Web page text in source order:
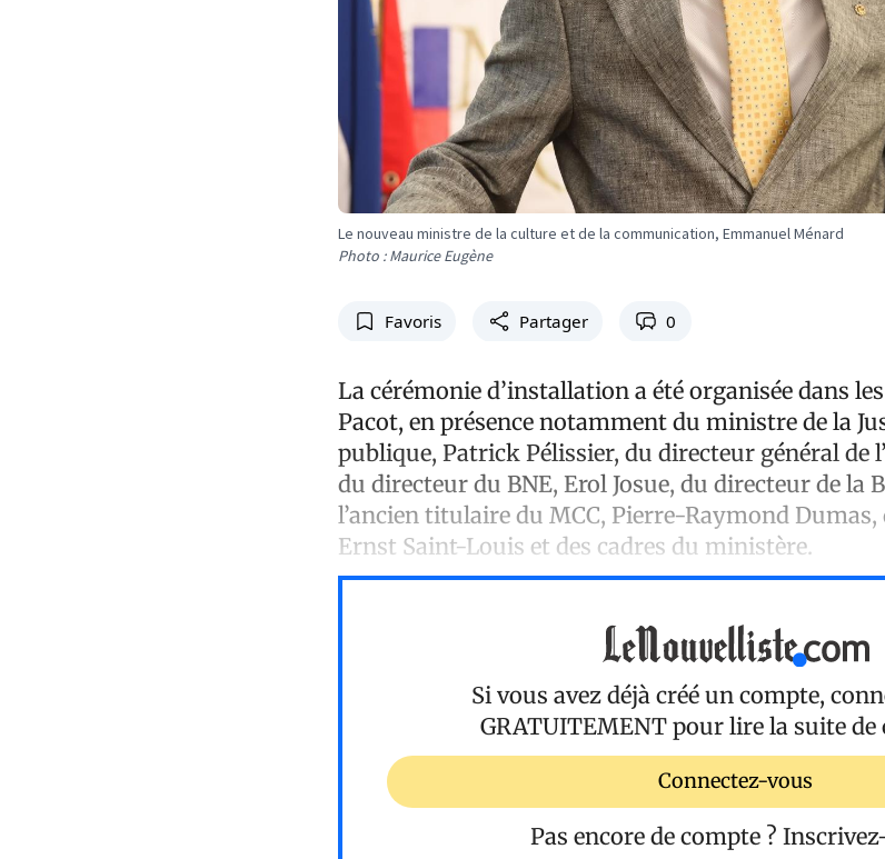
Le nouveau ministre de la culture et de la communication, Emmanuel Ménard
Photo : Maurice Eugène
Favoris Partager 0
La cérémonie d’installation a été organisée dans
Pacot, en présence notamment du ministre de la
publique, Patrick Pélissier, du directeur général de
du directeur du BNE, Erol Josue, du directeur de la
l’ancien titulaire du MCC, Pierre-Raymond
Ernst Saint-Louis et des cadres du ministère.
Si vous avez déjà créé un compte,
GRATUITEMENT pour lire la suite de
Connectez-vous
Pas encore de compte ?